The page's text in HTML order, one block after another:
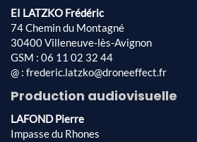
EI LATZKO Frédéric
74 Chemin du Montagné
30400 Villeneuve-lès-Avignon
GSM : 06 11 02 32 44
@ : frederic.latzko@droneeffect.fr
Production audiovisuelle
LAFOND Pierre
Impasse du Rhones